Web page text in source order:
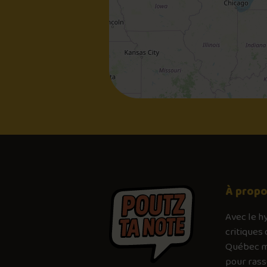
À
Avec le
critiques
Québec
pour